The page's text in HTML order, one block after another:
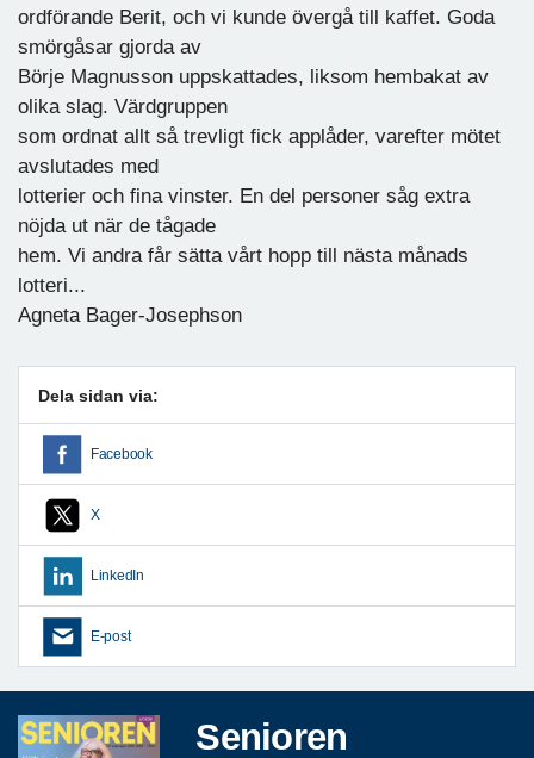
ordförande Berit, och vi kunde övergå till kaffet. Goda
smörgåsar gjorda av
Börje Magnusson uppskattades, liksom hembakat av
olika slag. Värdgruppen
som ordnat allt så trevligt fick applåder, varefter mötet
avslutades med
lotterier och fina vinster. En del personer såg extra
nöjda ut när de tågade
hem. Vi andra får sätta vårt hopp till nästa månads
lotteri...
Agneta Bager-Josephson
Dela sidan via:
Facebook
X
LinkedIn
E-post
Senioren